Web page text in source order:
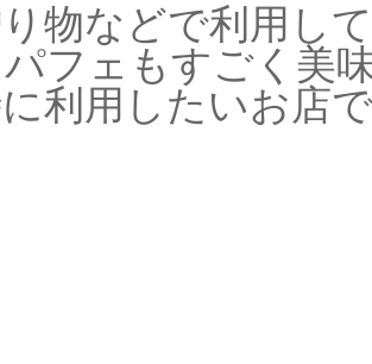
物などで利用し
フェもすごく美
利用したいお店